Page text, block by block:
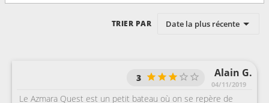
TRIER PAR Date la plus récente
Alain G.
04/11/2019
3
Le Azmara Quest est un petit bateau où on se repère de